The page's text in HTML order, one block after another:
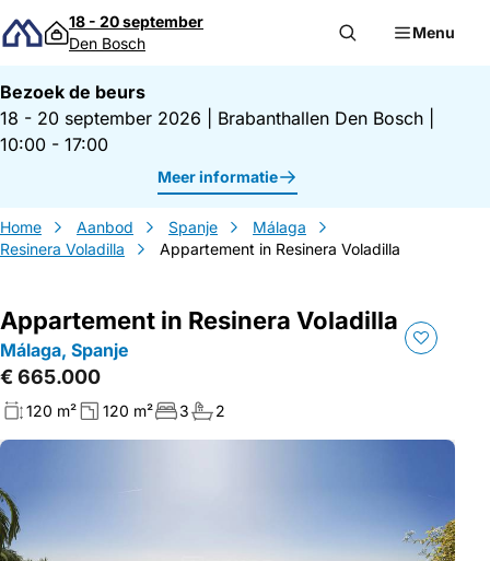
Direct naar inhoud
18 - 20 september
Den Bosch
Menu
Bezoek de beurs
18 - 20 september 2026
Brabanthallen Den Bosch
10:00 - 17:00
Meer informatie
Home Aanbod Spanje
Málaga
Resinera Voladilla
Appartement in Resinera Voladilla
Appartement in Resinera Voladilla
Málaga, Spanje
€ 665.000
120 m² 120 m² 3 2